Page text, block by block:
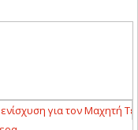
για τον Μαχητή